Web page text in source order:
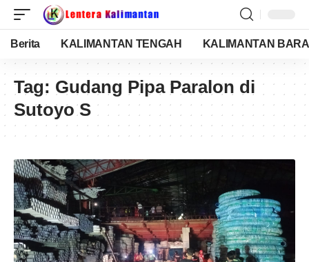
Berita KALIMANTAN TENGAH KALIMANTAN
Tag: Gudang Pipa Paralon di
Sutoyo S